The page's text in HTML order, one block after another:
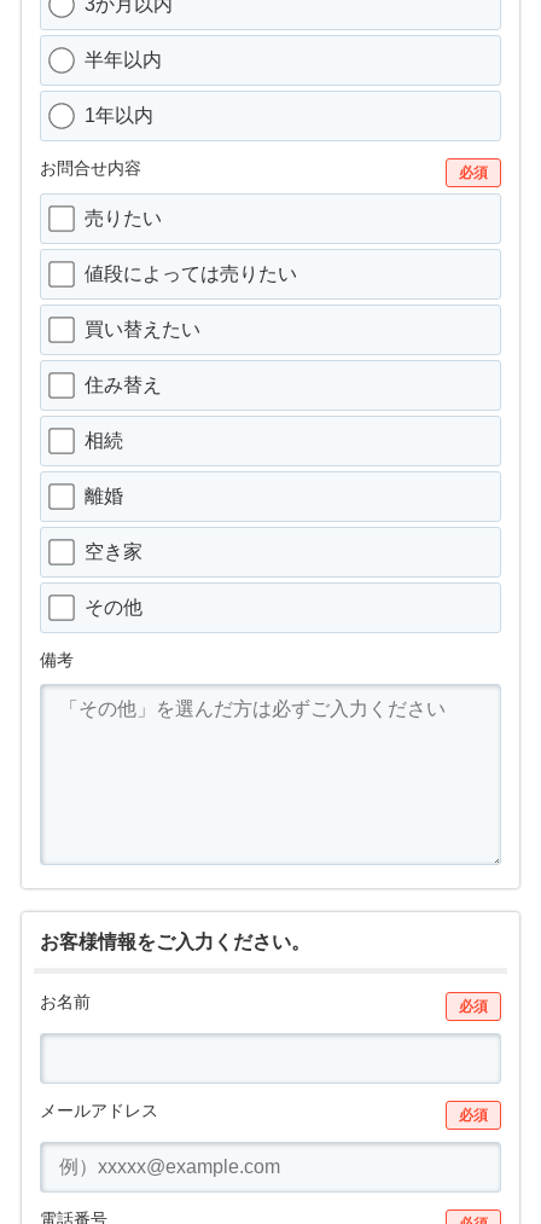
半年以内
1年以内
お問合せ内容 必須
売りたい
値段によっては売りたい
買い替えたい
住み替え
相続
離婚
空き家
その他
備考
お客様情報をご入力ください。
お名前 必須
メールアドレス 必須
電話番号